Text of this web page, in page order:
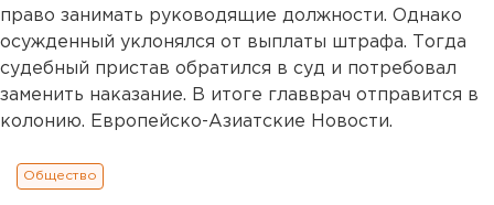
право занимать руководящие должности. Однако
осужденный уклонялся от выплаты штрафа. Тогда
судебный пристав обратился в суд и потребовал
заменить наказание. В итоге главврач отправится в
колонию. Европейско-Азиатские Новости.
Общество